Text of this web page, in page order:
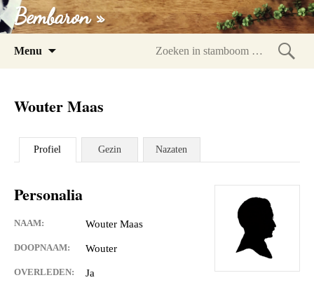
Bembaron »
Menu
Wouter Maas
Profiel Gezin Nazaten
Personalia
NAAM: Wouter Maas
DOOPNAAM: Wouter
OVERLEDEN: Ja